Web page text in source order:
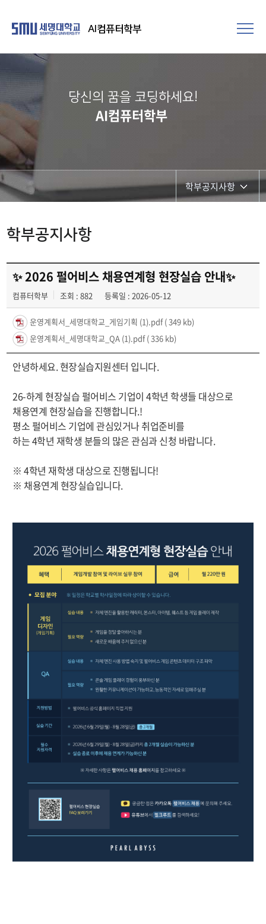
AI컴퓨터학부
당신의 꿈을 코딩하세요!
AI컴퓨터학부
학부공지사항
학부공지사항
✨ 2026 펄어비스 채용연계형 현장실습 안내✨
컴퓨터학부 조회 : 882 등록일 : 2026-05-12
운영계획서_세명대학교_게임기획 (1).pdf( 349 kb)
운영계획서_세명대학교_QA (1).pdf( 336 kb)
안녕하세요. 현장실습지원센터 입니다.
26-하계 현장실습 펄어비스 기업이 4학년 학생들 대상으로
채용연계 현장실습을 진행합니다.!
평소 펄어비스 기업에 관심있거나 취업준비를
하는 4학년 재학생 분들의 많은 관심과 신청 바랍니다.
※ 4학년 재학생 대상으로 진행됩니다!
※ 채용연계 현장실습입니다.